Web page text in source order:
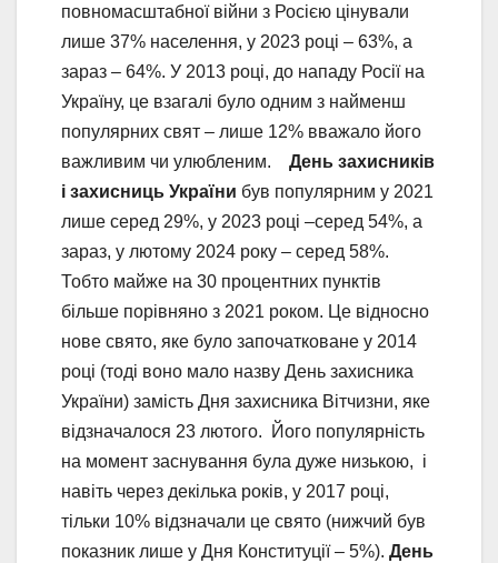
повномасштабної війни з Росією цінували
лише 37% населення, у 2023 році – 63%, а
зараз – 64%. У 2013 році, до нападу Росії на
Україну, це взагалі було одним з найменш
популярних свят – лише 12% вважало його
важливим чи улюбленим. День захисників
і захисниць України був популярним у 2021
лише серед 29%, у 2023 році –серед 54%, а
зараз, у лютому 2024 року – серед 58%.
Тобто майже на 30 процентних пунктів
більше порівняно з 2021 роком. Це відносно
нове свято, яке було започатковане у 2014
році (тоді воно мало назву День захисника
України) замість Дня захисника Вітчизни, яке
відзначалося 23 лютого. Його популярність
на момент заснування була дуже низькою, і
навіть через декілька років, у 2017 році,
тільки 10% відзначали це свято (нижчий був
показник лише у Дня Конституції – 5%). День